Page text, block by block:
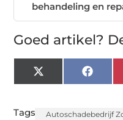
behandeling en
Goed artikel?
X
(Twitter)
Tags: Autoschadebedrijf